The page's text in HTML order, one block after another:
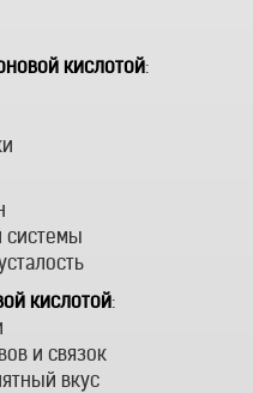
кислотой:
системы
кислотой:
и связок
вкус